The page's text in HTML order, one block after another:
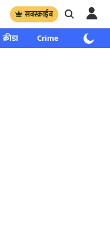
सबस्क्राईब
क्रीडा Crime साप्ताहिक